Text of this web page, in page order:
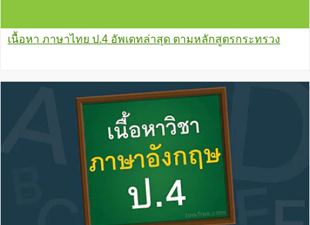
เนื้อหา ภาษาไทย ป.4 อัพเดทล่าสุด ตามหลักสูตรกระทรวง